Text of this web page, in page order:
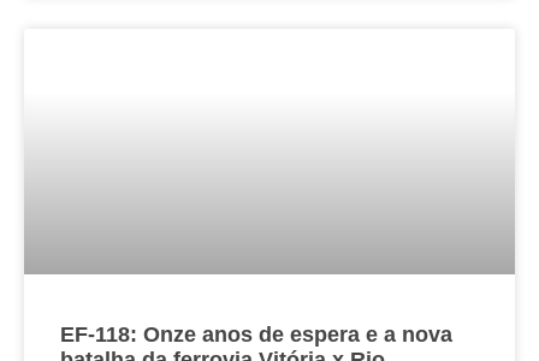
EF-118: Onze anos de espera e a nova